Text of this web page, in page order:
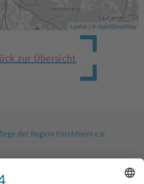
Leaflet | ©OpenStreetMap
zur Übersicht
der Region Forchheim e.V.